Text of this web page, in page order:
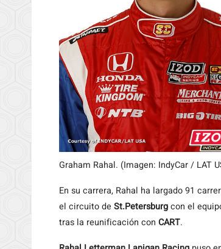
Graham Rahal. (Imagen: IndyCar / LAT
En su carrera, Rahal ha largado 91
el circuito de St.Petersburgcon el
tras la reunificación con CART.